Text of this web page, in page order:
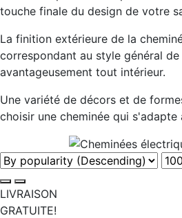
touche finale du design de votre
La finition extérieure de la
correspondant au style général
avantageusement tout intérieur.
Une variété de décors et de
choisir une cheminée qui s'adapte
LIVRAISON
GRATUITE!